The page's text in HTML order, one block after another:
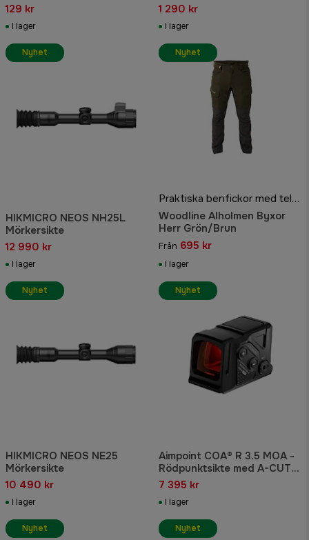
129 kr
I lager
1 290 kr
I lager
HIKMICRO NEOS NH25L
Mörkersikte
12 990 kr
I lager
Nyhet
Praktiska benfickor med telefonficka
Woodline Alholmen Byxor
Herr Grön/Brun
Från 695 kr
I lager
Nyhet
HIKMICRO NEOS NE25
Mörkersikte
10 490 kr
I lager
Nyhet
Aimpoint COA® R 3.5 MOA -
Rödpunktsikte med A-CUT®
interface för jaktgevär
7 395 kr
I lager
Nyhet
Nyhet Nyhet